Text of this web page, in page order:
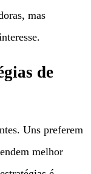
mas
de
Uns preferem
melhor